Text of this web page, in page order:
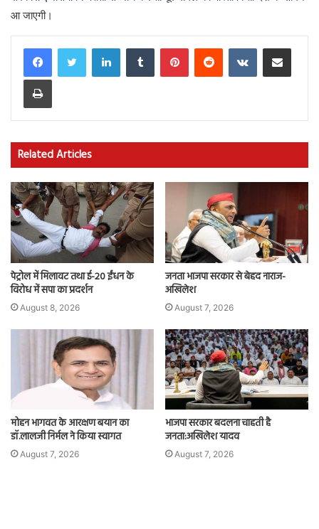
आ जाएगी।
LinkedInTumblr PinterestReddit VKontakteShare via Email
Print
Related Articles
पेट्रोल में मिलावट तथा ई-20 ईंधन के
विरोध में सपा का प्रदर्शन
August 8, 2026
जनता भाजपा सरकार से बेहद नाराज-
अखिलेश
August 7, 2026
मोहन भागवत के आरक्षण बयान का
डॉ.लालजी निर्मल ने किया स्वागत
August 7, 2026
भाजपा सरकार बदलना चाहती है
जनता:अखिलेश यादव
August 7, 2026